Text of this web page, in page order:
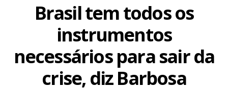
Brasil tem todos os
instrumentos
necessários para sair da
crise, diz Barbosa